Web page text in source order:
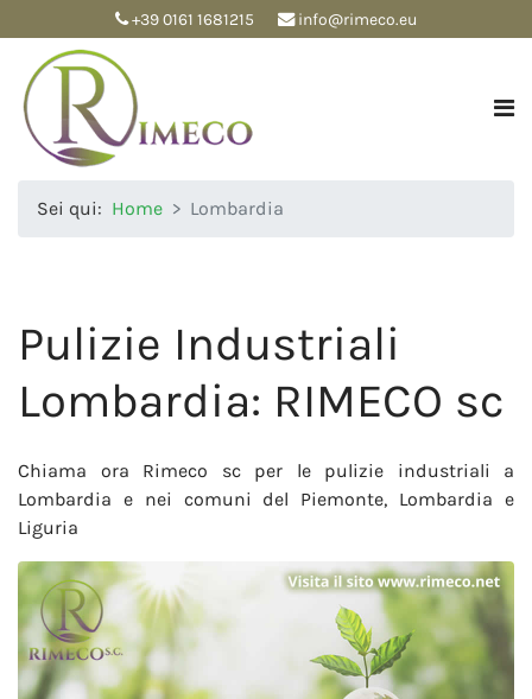
+39 0161 1681215 info@rimeco.eu
Sei qui: Home Lombardia
Pulizie Industriali
Lombardia: RIMECO sc
Chiama ora Rimeco sc per le pulizie industriali a
Lombardia e nei comuni del Piemonte, Lombardia e
Liguria